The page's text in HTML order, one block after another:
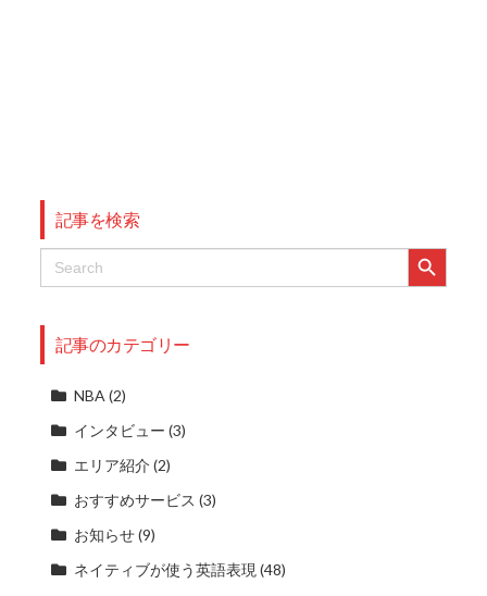
記事を検索
Search
for:
Search Button
記事のカテゴリー
NBA (2)
インタビュー (3)
エリア紹介 (2)
おすすめサービス (3)
お知らせ(9)
ネイティブが使う英語表現 (48)